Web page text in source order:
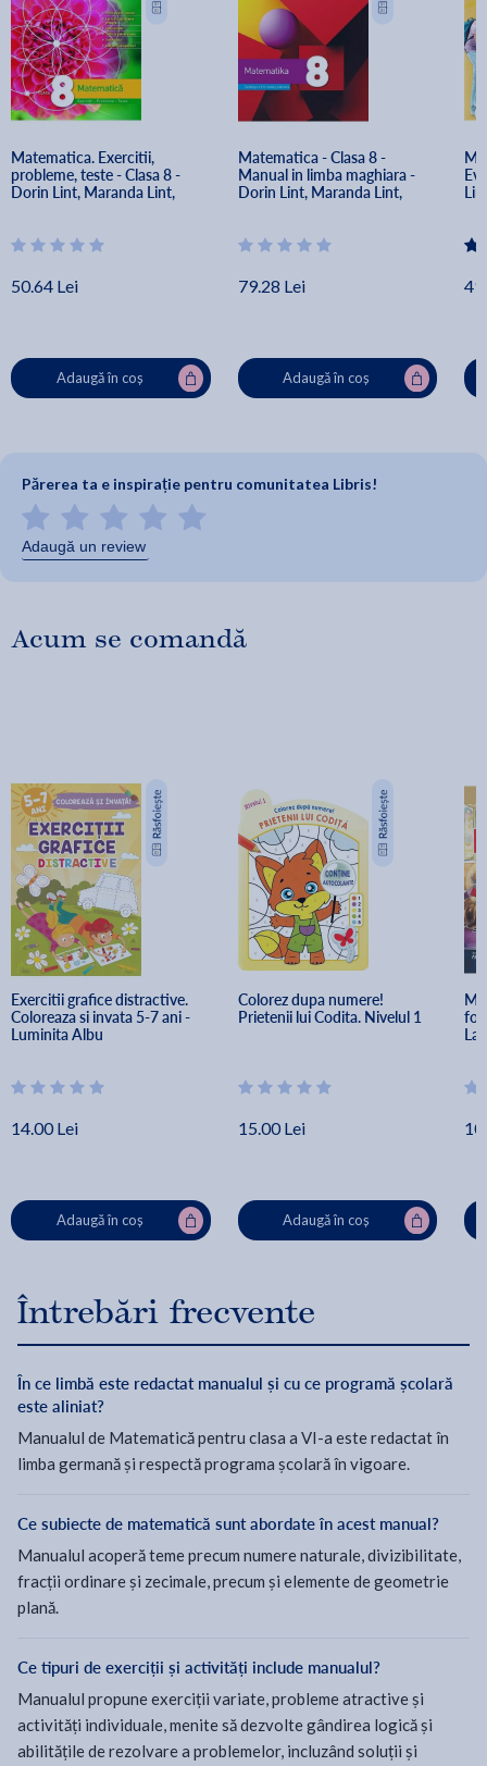
Matematica. Exercitii,
probleme, teste - Clasa 8 -
Dorin Lint, Maranda Lint,
50.64 Lei
Adaugă în coș
Matematica - Clasa 8 -
Manual in limba maghiara -
Dorin Lint, Maranda Lint,
Maria Zaharia
79.28 Lei
Adaugă în coș
Părerea ta e inspirație pentru comunitatea Libris!
Adaugă un review
Acum se comandă
Exercitii grafice distractive.
Coloreaza si invata 5-7 ani -
Luminita Albu
14.00 Lei
Adaugă în coș
Colorez dupa numere!
Prietenii lui Codita. Nivelul 1
15.00 Lei
Adaugă în coș
Întrebări frecvente
În ce limbă este redactat manualul și cu ce programă școlară
este aliniat?
Manualul de Matematică pentru clasa a VI-a este redactat în
limba germană și respectă programa școlară în vigoare.
Ce subiecte de matematică sunt abordate în acest manual?
Manualul acoperă teme precum numere naturale, divizibilitate,
fracții ordinare și zecimale, precum și elemente de geometrie
plană.
Ce tipuri de exerciții și activități include manualul?
Manualul propune exerciții variate, probleme atractive și
activități individuale, menite să dezvolte gândirea logică și
abilitățile de rezolvare a problemelor, incluzând soluții și